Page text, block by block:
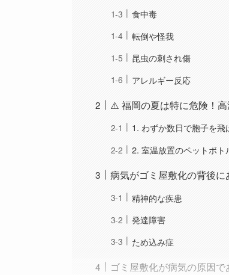
食中毒
転倒や怪我
昆虫の刺され傷
アレルギー反応
⚠️ 福岡の夏は特に危険！高
1. わずか数日で胞子を飛
2. 室温放置のペットボ
病気がゴミ屋敷化の背後
精神的な疾患
発達障害
ため込み症
ゴミ屋敷化が病気の原因